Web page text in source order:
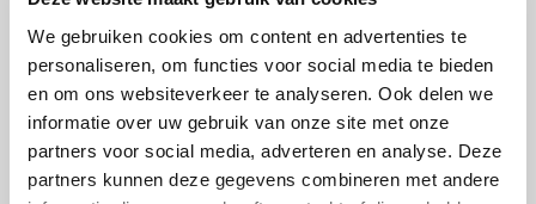
We gebruiken cookies om content en advertenties te
personaliseren, om functies voor social media te bieden
en om ons websiteverkeer te analyseren. Ook delen we
informatie over uw gebruik van onze site met onze
partners voor social media, adverteren en analyse. Deze
partners kunnen deze gegevens combineren met andere